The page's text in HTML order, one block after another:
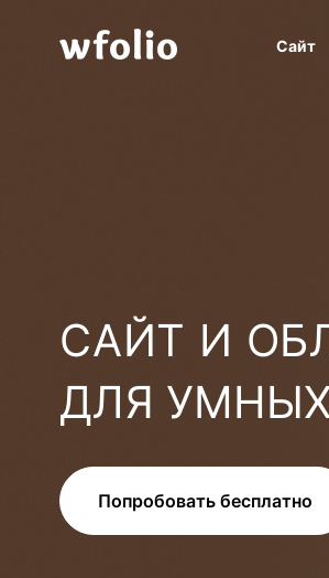
Сайт
САЙТ И
ДЛЯ
Попробовать бесплатно